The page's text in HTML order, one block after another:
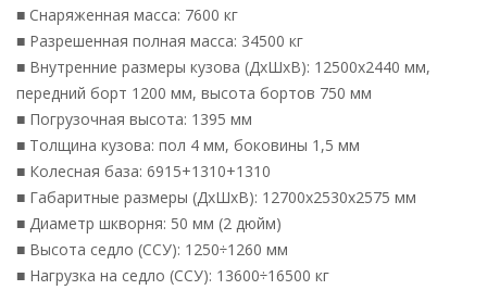
■ Снаряженная масса: 7600 кг
■ Разрешенная полная масса: 34500 кг
■ Внутренние размеры кузова (ДхШхВ): 12500х2440 мм,
передний борт 1200 мм, высота бортов 750 мм
■ Погрузочная высота: 1395 мм
■ Толщина кузова: пол 4 мм, боковины 1,5 мм
■ Колесная база: 6915+1310+1310
■ Габаритные размеры (ДхШхВ): 12700х2530х2575 мм
■ Диаметр шкворня: 50 мм (2 дюйм)
■ Высота седло (ССУ): 1250÷1260 мм
■ Нагрузка на седло (ССУ): 13600÷16500 кг